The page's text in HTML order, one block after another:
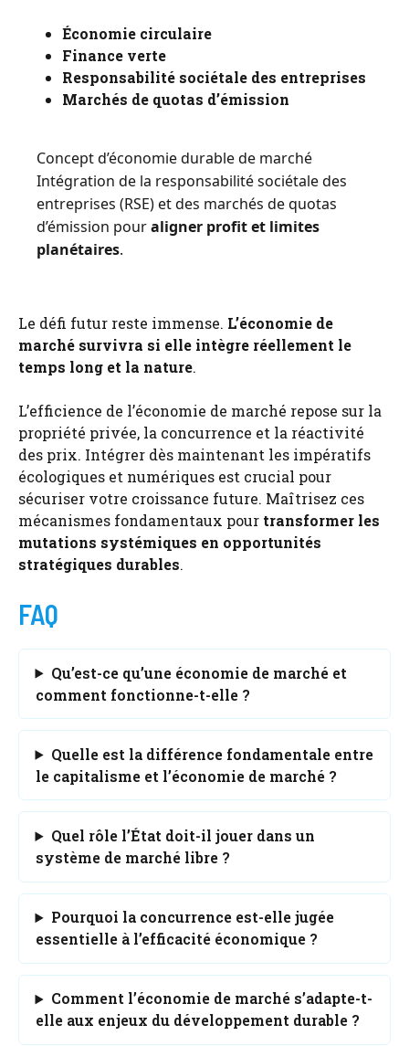
Économie circulaire
Finance verte
Responsabilité sociétale des entreprises
Marchés de quotas d’émission
Concept d’économie durable de marché
Intégration de la responsabilité sociétale des
entreprises (RSE) et des marchés de quotas
d’émission pouraligner profit et limites
planétaires.
Le défi futur reste immense. L’économie de
marché survivra si elle intègre réellement le
temps long et la nature.
L’efficience de l’économie de marché repose sur la
propriété privée, la concurrence et la réactivité
des prix. Intégrer dès maintenant les impératifs
écologiques et numériques est crucial pour
sécuriser votre croissance future. Maîtrisez ces
mécanismes fondamentaux pour transformer les
mutations systémiques en opportunités
stratégiques durables.
FAQ
Qu’est-ce qu’une économie de marché et
comment fonctionne-t-elle ?
Quelle est la différence fondamentale entre
le capitalisme et l’économie de marché ?
Quel rôle l’État doit-il jouer dans un
système de marché libre ?
Pourquoi la concurrence est-elle jugée
essentielle à l’efficacité économique ?
Comment l’économie de marché s’adapte-t-
elle aux enjeux du développement durable ?